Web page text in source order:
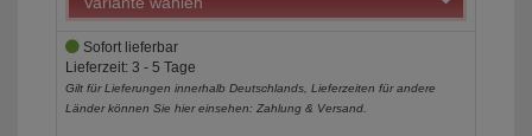
Sofort lieferbar
Lieferzeit: 3 - 5 Tage
Gilt für Lieferungen innerhalb Deutschlands, Lieferzeiten für andere
Länder können Sie hier einsehen: Zahlung & Versand